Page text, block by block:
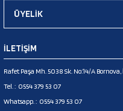
ÜYELİK
İLETİŞİM
Rafet Paşa Mh. 5038 Sk. No:14/A Bornova,
Tel. : 0554 379 53 07
Whatsapp. : 0554 379 53 07